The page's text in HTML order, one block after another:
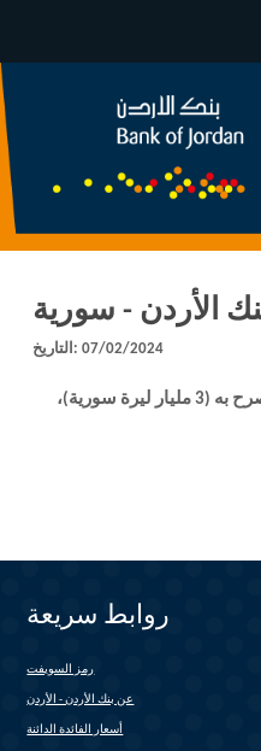
الأردن - سورية
التاريخ: 07/02/2024
رأسمال البنك المدفوع كما المصرح به (3 مليار ليرة سورية)،
روابط سريعة
رمز السويفت
عن بنك الأردن - الأردن
أسعار الفائدة الدائنة